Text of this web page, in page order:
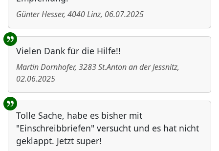
Günter Hesser, 4040Linz, 06.07.2025
Vielen Dank für die Hilfe!!
Martin Dornhofer, 3283St.Anton an der Jessnitz,
02.06.2025
Tolle Sache, habe es bisher mit
"Einschreibbriefen" versucht und es hat nicht
geklappt. Jetzt super!